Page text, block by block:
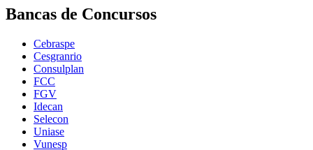
Bancas de Concursos
Cebraspe
Cesgranrio
Consulplan
FCC
FGV
Idecan
Selecon
Uniase
Vunesp